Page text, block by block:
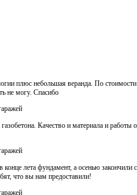
плюс небольшая веранда. По
не могу. Спасибо
газобетона. Качество и материала и
конце лета фундамент, а осенью
что вы нам предоставили!